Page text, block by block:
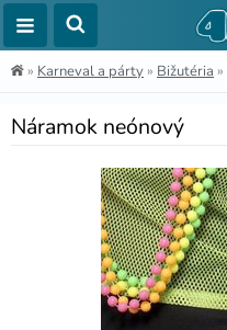
» Karneval a párty » Bižutéria »
Náramok neónový